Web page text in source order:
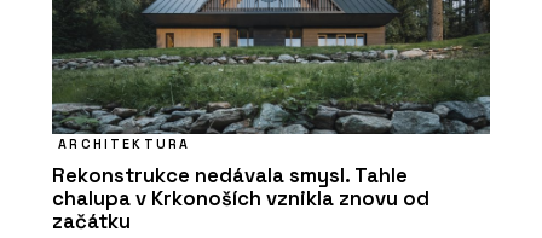
ARCHITEKTURA
Rekonstrukce nedávala smysl. Tahle
chalupa v Krkonoších vznikla znovu od
začátku